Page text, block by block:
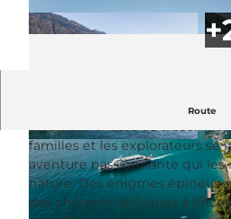
Podcast Episode: Die Luzerner Riviera
©
Route
Le plaisir des énigmes en forêt
Lors de la chasse au trésor
familles et les explorateurs se
aventure passionnante qui
nature. Des énigmes
des chemins idylliques à